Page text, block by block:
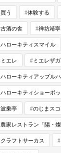
買う 体験する
古酒の舎 禅坊靖寧
ハローキティスマイル
ミエレ ミエレザ
ハローキティアップル
ハローキティショーボ
波乗亭 のじまスコ
農家レストラン「陽・燦
クラフトサーカス